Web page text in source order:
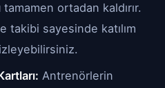
ortadan kaldırır.
takibi sayesinde katılım
Antrenörlerin